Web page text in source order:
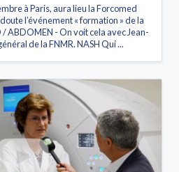
à Paris, aura lieu la Forcomed
l’événement « formation » de la
ABDOMEN - On voit cela avec Jean-
de la FNMR. NASH Qui ...